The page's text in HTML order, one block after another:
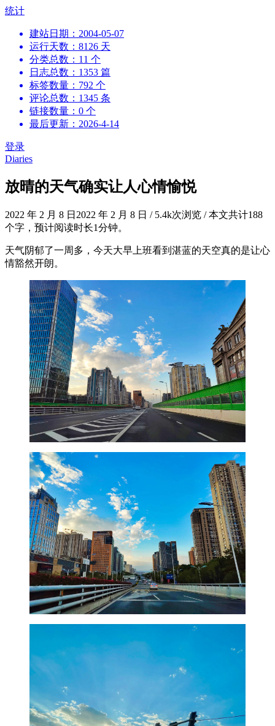
跳
统计
建站日期：2004-05-07
运行天数：8126 天
分类总数：11 个
日志总数：1353 篇
标签数量：792 个
评论总数：1345 条
链接数量：0 个
最后更新：2026-4-14
登录
Diaries
放晴的天气确实让人心情愉悦
2022 年 2 月 8 日 2022 年 2 月 8 日 /5.4k次浏览 /本文共计188
个字，预计阅读时长1分钟。
天气阴郁了一周多，今天大早上班看到湛蓝的天空真的是让心
情豁然开朗。